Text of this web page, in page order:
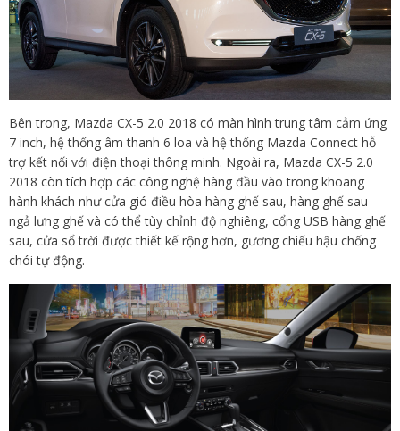
Bên trong, Mazda CX-5 2.0 2018 có màn hình trung tâm cảm ứng
7 inch, hệ thống âm thanh 6 loa và hệ thống Mazda Connect hỗ
trợ kết nối với điện thoại thông minh. Ngoài ra, Mazda CX-5 2.0
2018 còn tích hợp các công nghệ hàng đầu vào trong khoang
hành khách như cửa gió điều hòa hàng ghế sau, hàng ghế sau
ngả lưng ghế và có thể tùy chỉnh độ nghiêng, cổng USB hàng ghế
sau, cửa sổ trời được thiết kế rộng hơn, gương chiếu hậu chống
chói tự động.